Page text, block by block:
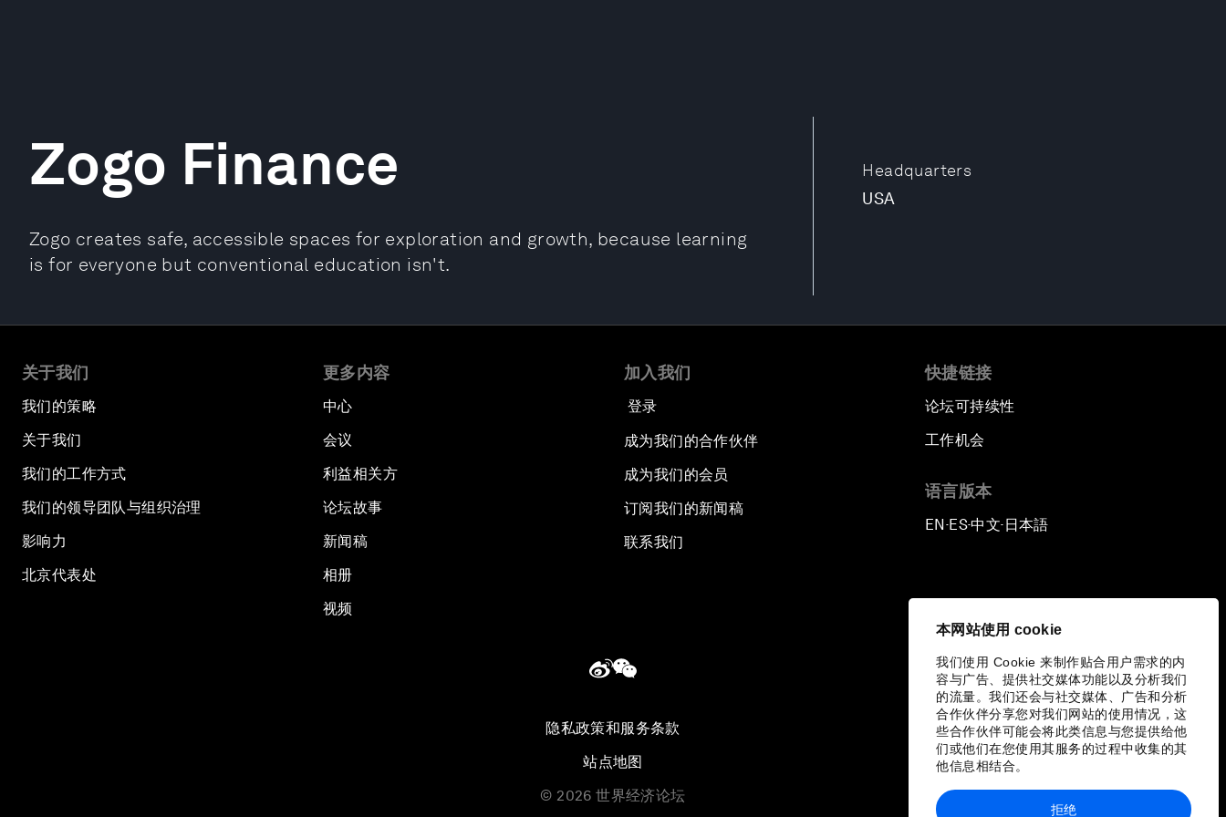
本网站使用 cookie
我们使用 Cookie 来制作贴合用户需求的内
容与广告、提供社交媒体功能以及分析我们
的流量。我们还会与社交媒体、广告和分析
合作伙伴分享您对我们网站的使用情况，这
些合作伙伴可能会将此类信息与您提供给他
们或他们在您使用其服务的过程中收集的其
他信息相结合。
拒绝
Headquarters
USA
Zogo Finance
Zogo creates safe, accessible spaces for exploration and growth, because learning
is for everyone but conventional education isn't.
关于我们
我们的策略
关于我们
我们的工作方式
我们的领导团队与组织治理
影响力
北京代表处
更多内容
中心
会议
利益相关方
论坛故事
新闻稿
相册
视频
加入我们
登录
成为我们的合作伙伴
成为我们的会员
订阅我们的新闻稿
联系我们
快捷链接
论坛可持续性
工作机会
语言版本
EN ▪ES▪中文▪ 日本語
隐私政策和服务条款
站点地图
© 2026 世界经济论坛